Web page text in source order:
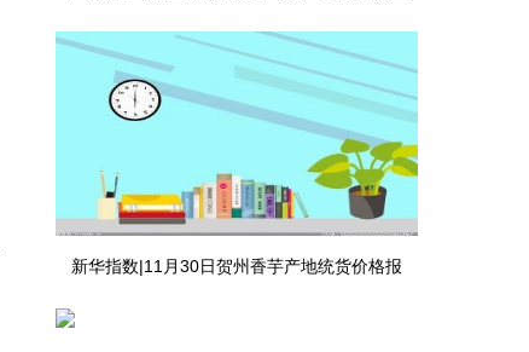
务|今头条
新华指数|11月30日贺州香芋产地统货价格报